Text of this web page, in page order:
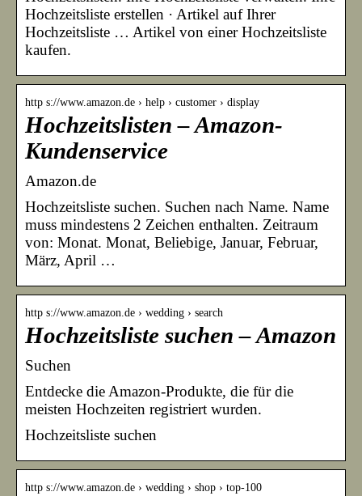
Hochzeitsliste erstellen · Artikel auf Ihrer
Hochzeitsliste … Artikel von einer Hochzeitsliste
kaufen.
http s://www.amazon.de › help › customer › display
Hochzeitslisten – Amazon-
Kundenservice
Amazon.de
Hochzeitsliste suchen. Suchen nach Name. Name
muss mindestens 2 Zeichen enthalten. Zeitraum
von: Monat. Monat, Beliebige, Januar, Februar,
März, April …
http s://www.amazon.de › wedding › search
Hochzeitsliste suchen – Amazon
Suchen
Entdecke die Amazon-Produkte, die für die
meisten Hochzeiten registriert wurden.
Hochzeitsliste suchen
http s://www.amazon.de › wedding › shop › top-100